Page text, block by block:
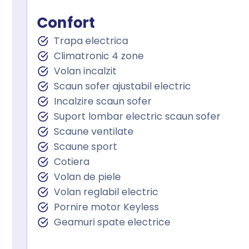
Confort
Trapa electrica
Climatronic 4 zone
Volan incalzit
Scaun sofer ajustabil electric
Incalzire scaun sofer
Suport lombar electric scaun sofer
Scaune ventilate
Scaune sport
Cotiera
Volan de piele
Volan reglabil electric
Pornire motor Keyless
Geamuri spate electrice